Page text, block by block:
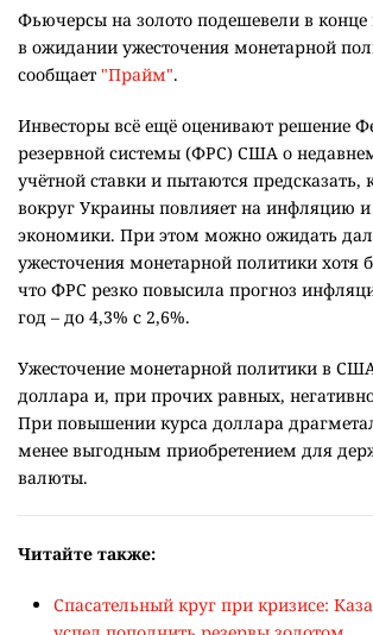
Фьючерсы на золото подешевели в
в ожидании ужесточения монетарной
сообщает "Прайм".
Инвесторы всё ещё оценивают решение
резервной системы (ФРС) США о
учётной ставки и пытаются предсказать,
вокруг Украины повлияет на инфляцию и
экономики. При этом можно ожидать
ужесточения монетарной политики хотя
что ФРС резко повысила прогноз
год – до 4,3% с 2,6%.
Ужесточение монетарной политики в
доллара и, при прочих равных,
При повышении курса доллара
менее выгодным приобретением для
валюты.
Читайте также:
Спасательный круг при кризисе: